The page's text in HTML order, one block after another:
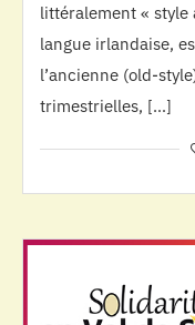
littéralement « style
langue irlandaise,
l’ancienne (old-
trimestrielles, […]